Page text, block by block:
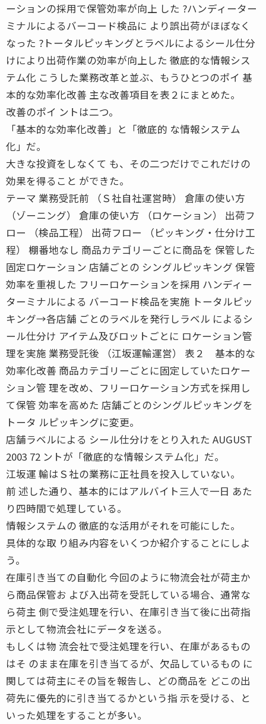
ーションの採用で保管効率が向上 した ?ハンディーター
ミナルによるバーコード検品に より誤出荷がほぼなく
なった ?トータルピッキングとラベルによるシール仕分
けにより出荷作業の効率が向上した 徹底的な情報シス
テム化 こうした業務改革と並ぶ、もうひとつのポイ 基
本的な効率化改善 主な改善項目を表２にまとめた。
改善のポイ ントは二つ。
「基本的な効率化改善」と「徹底的 な情報システム
化」だ。
大きな投資をしなくて も、その二つだけでこれだけの
効果を得ること ができた。
テーマ 業務受託前 （Ｓ社自社運営時） 倉庫の使い方
（ゾーニング） 倉庫の使い方 （ロケーション） 出荷フ
ロー （検品工程） 出荷フロー （ピッキング・仕分け工
程） 棚番地なし 商品カテゴリーごとに商品を 保管した
固定ロケーション 店舗ごとの シングルピッキング 保管
効率を重視した フリーロケーションを採用 ハンディー
ターミナルによる バーコード検品を実施 トータルピッ
キング→各店舗 ごとのラベルを発行しラベル によるシ
ール仕分け アイテム及びロットごとに ロケーション管
理を実施 業務受託後 （江坂運輸運営） 表２ 基本的な
効率化改善 商品カテゴリーごとに固定していたロケー
ション管 理を改め、フリーロケーション方式を採用し
て保管 効率を高めた 店舗ごとのシングルピッキングを
トータ ルピッキングに変更。
店舗ラベルによる シール仕分けをとり入れた AUGUST
2003 72 ントが「徹底的な情報システム化」だ。
江坂運 輸はＳ社の業務に正社員を投入していない。
前 述した通り、基本的にはアルバイト三人で一日 あた
り四時間で処理している。
情報システムの 徹底的な活用がそれを可能にした。
具体的な取 り組み内容をいくつか紹介することにしよ
う。
在庫引き当ての自動化 今回のように物流会社が荷主か
ら商品保管お よび入出荷を受託している場合、通常な
ら荷主 側で受注処理を行い、在庫引き当て後に出荷指
示として物流会社にデータを送る。
もしくは物 流会社で受注処理を行い、在庫があるもの
はそ のまま在庫を引き当てるが、欠品しているもの に
関しては荷主にその旨を報告し、どの商品を どこの出
荷先に優先的に引き当てるかという指 示を受ける、と
いった処理をすることが多い。